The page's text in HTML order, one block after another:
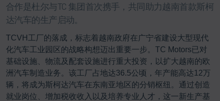
合作是杜尔与TC 集团首次携手，共同助力越南首款斯柯
达汽车的生产启动。
TCVH工厂的落成，标志着越南政府在广宁省建设大型现代
化汽车工业园区的战略构想迈出重要一步。TC Motors已对
基础设施、物流及配套设施进行重大投资，以扩大越南的欧
洲汽车制造业务。该工厂占地达36.5公顷，年产能高达12万
辆，将成为斯柯达汽车在东南亚地区的分销枢纽。通过创造
就业岗位、增加税收收入以及培养专业人才，这一新生产基